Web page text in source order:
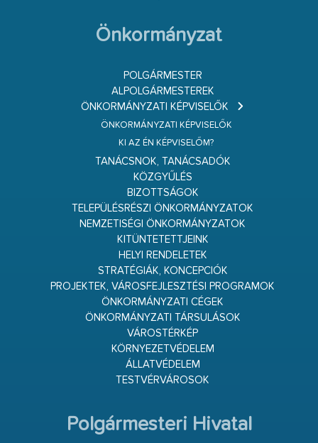
Önkormányzat
POLGÁRMESTER
ALPOLGÁRMESTEREK
ÖNKORMÁNYZATI KÉPVISELŐK
ÖNKORMÁNYZATI KÉPVISELŐK
KI AZ ÉN KÉPVISELŐM?
TANÁCSNOK, TANÁCSADÓK
KÖZGYŰLÉS
BIZOTTSÁGOK
TELEPÜLÉSRÉSZI ÖNKORMÁNYZATOK
NEMZETISÉGI ÖNKORMÁNYZATOK
KITÜNTETETTJEINK
HELYI RENDELETEK
STRATÉGIÁK, KONCEPCIÓK
PROJEKTEK, VÁROSFEJLESZTÉSI PROGRAMOK
ÖNKORMÁNYZATI CÉGEK
ÖNKORMÁNYZATI TÁRSULÁSOK
VÁROSTÉRKÉP
KÖRNYEZETVÉDELEM
ÁLLATVÉDELEM
TESTVÉRVÁROSOK
Polgármesteri Hivatal